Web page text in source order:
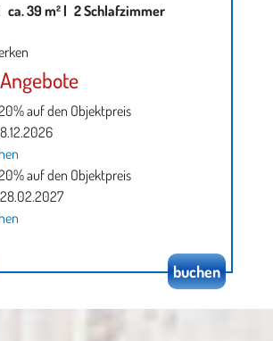
ca. 39 m² | 2 Schlafzimmer
buchen
auf den Objektpreis
auf den Objektpreis